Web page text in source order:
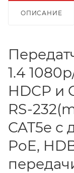
ОПИСАНИЕ
1.4
HDCP и
RS-
CAT5e
PoE,